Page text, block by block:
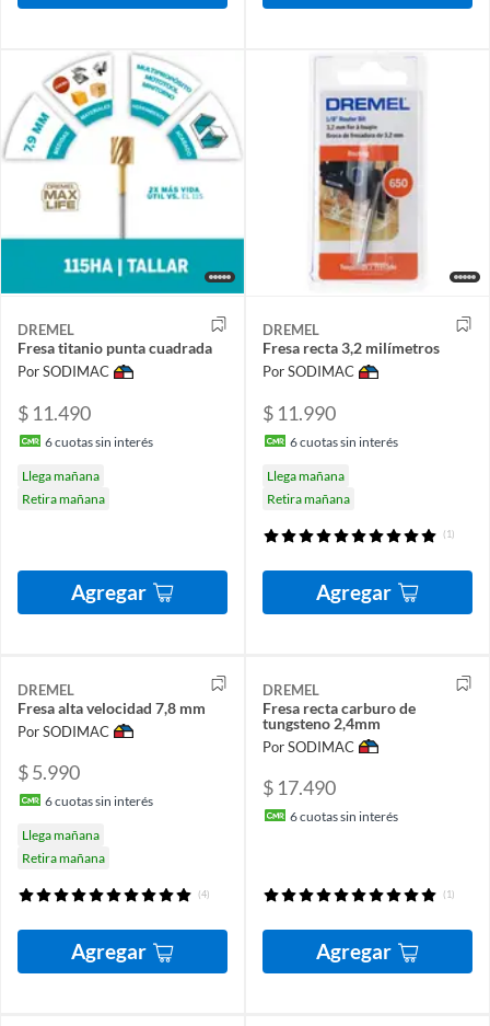
DREMEL
Fresa titanio punta cuadrada
Por SODIMAC
$ 11.490
6cuotas sin interés
Llega mañana
Retira mañana
Agregar
DREMEL
Fresa recta 3,2 milímetros
Por SODIMAC
$ 11.990
6cuotas sin interés
Llega mañana
Retira mañana
(1)
Agregar
DREMEL
Fresa alta velocidad 7,8 mm
Por SODIMAC
$ 5.990
6cuotas sin interés
Llega mañana
Retira mañana
(4)
Agregar
DREMEL
Fresa recta carburo de
tungsteno 2,4mm
Por SODIMAC
$ 17.490
6cuotas sin interés
(1)
Agregar